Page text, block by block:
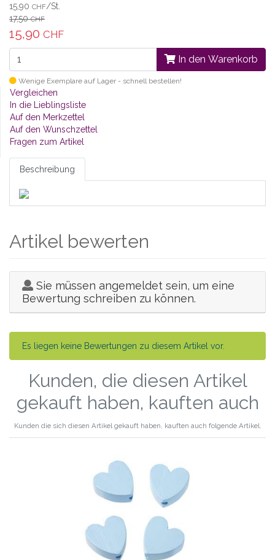
15,90 CHF/St.
17,50CHF
15,90 CHF
In den Warenkorb
Wenige Exemplare auf Lager - schnell bestellen!
Vergleichen
In die Lieblingsliste
Auf den Merkzettel
Auf den Wunschzettel
Fragen zum Artikel
Beschreibung
Artikel bewerten
Sie müssen angemeldet sein, um eine
Bewertung schreiben zu können.
Es liegen keine Bewertungen zu diesem Artikel vor.
Kunden, die diesen Artikel
gekauft haben, kauften auch
Kunden die sich diesen Artikel gekauft haben, kauften auch folgende Artikel.